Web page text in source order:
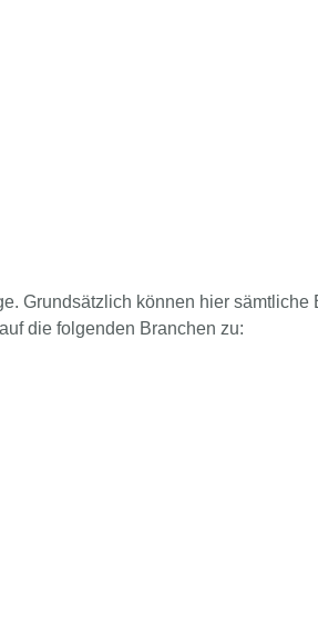
Grundsätzlich können hier sämtliche
die folgenden Branchen zu: